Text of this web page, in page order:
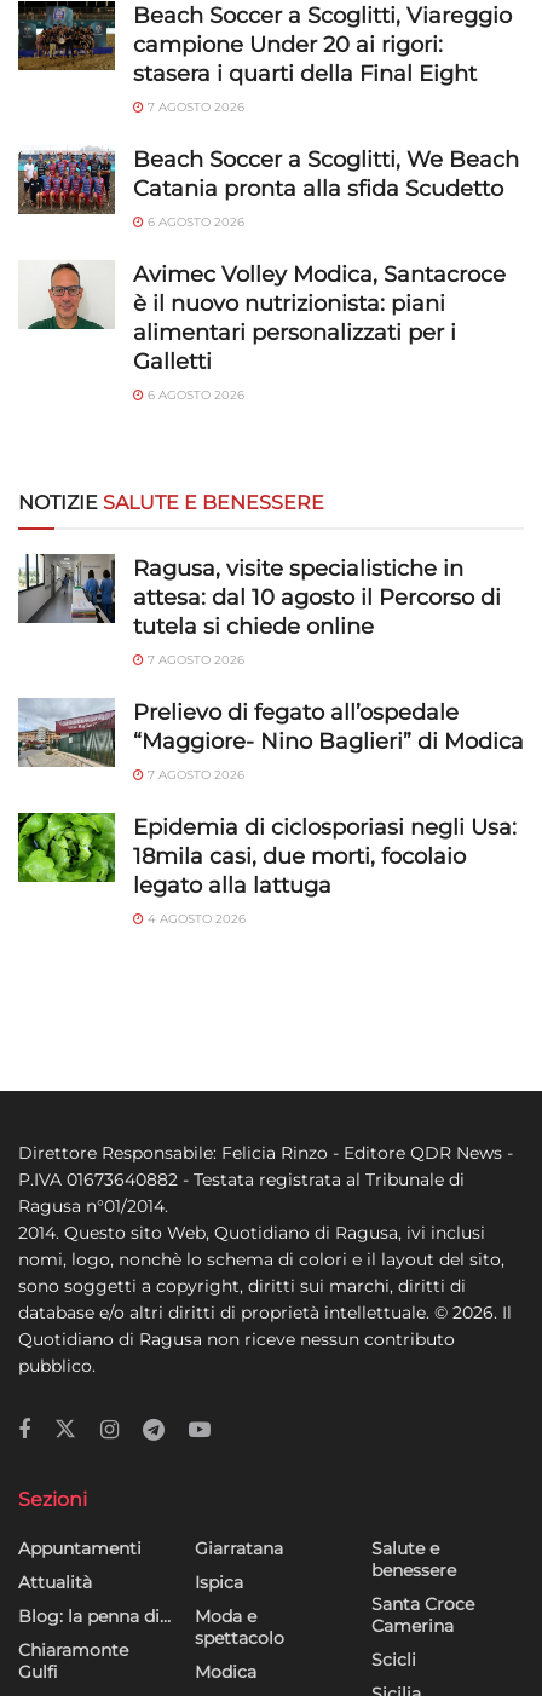
Beach Soccer a Scoglitti, Viareggio
campione Under 20 ai rigori:
stasera i quarti della Final Eight
7 AGOSTO 2026
Beach Soccer a Scoglitti, We Beach
Catania pronta alla sfida Scudetto
6 AGOSTO 2026
Avimec Volley Modica, Santacroce
è il nuovo nutrizionista: piani
alimentari personalizzati per i
Galletti
6 AGOSTO 2026
NOTIZIE SALUTE E BENESSERE
Ragusa, visite specialistiche in
attesa: dal 10 agosto il Percorso di
tutela si chiede online
7 AGOSTO 2026
Prelievo di fegato all’ospedale
“Maggiore- Nino Baglieri” di Modica
7 AGOSTO 2026
Epidemia di ciclosporiasi negli Usa:
18mila casi, due morti, focolaio
legato alla lattuga
4 AGOSTO 2026
Direttore Responsabile: Felicia Rinzo - Editore QDR News -
P.IVA 01673640882 - Testata registrata al Tribunale di
Ragusa n°01/2014.
2014. Questo sito Web, Quotidiano di Ragusa, ivi inclusi
nomi, logo, nonchè lo schema di colori e il layout del sito,
sono soggetti a copyright, diritti sui marchi, diritti di
database e/o altri diritti di proprietà intellettuale. © 2026. Il
Quotidiano di Ragusa non riceve nessun contributo
pubblico.
Sezioni
Appuntamenti
Attualità
Blog: la penna di…
Chiaramonte
Gulfi
Giarratana
Ispica
Moda e
spettacolo
Modica
Salute e
benessere
Santa Croce
Camerina
Scicli